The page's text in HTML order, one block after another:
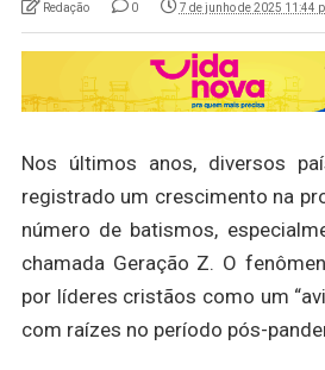
Redação 0 7 de junho de 2025 11:44
Nos últimos anos, diversos
registrado um crescimento na
número de batismos,
chamada Geração Z. O
por líderes cristãos como um
com raízes no período pós-